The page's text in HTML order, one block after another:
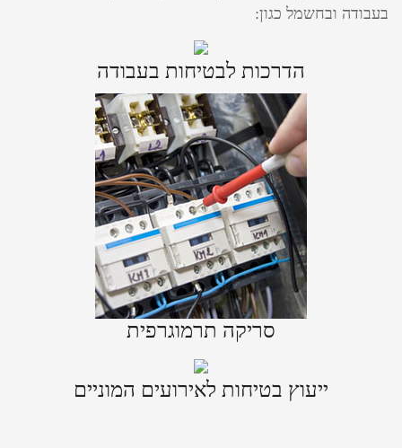
בעבודה ובחשמל כגון:
הדרכות לבטיחות בעבודה
סריקה תרמוגרפית
ייעוץ בטיחות לאירועים המוניים